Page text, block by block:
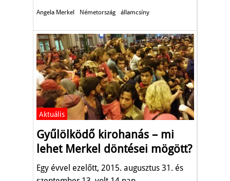
Angela Merkel Németország államcsíny
Aktuális
Gyűlölködő kirohanás – mi
lehet Merkel döntései mögött?
Egy évvel ezelőtt, 2015. augusztus 31. és